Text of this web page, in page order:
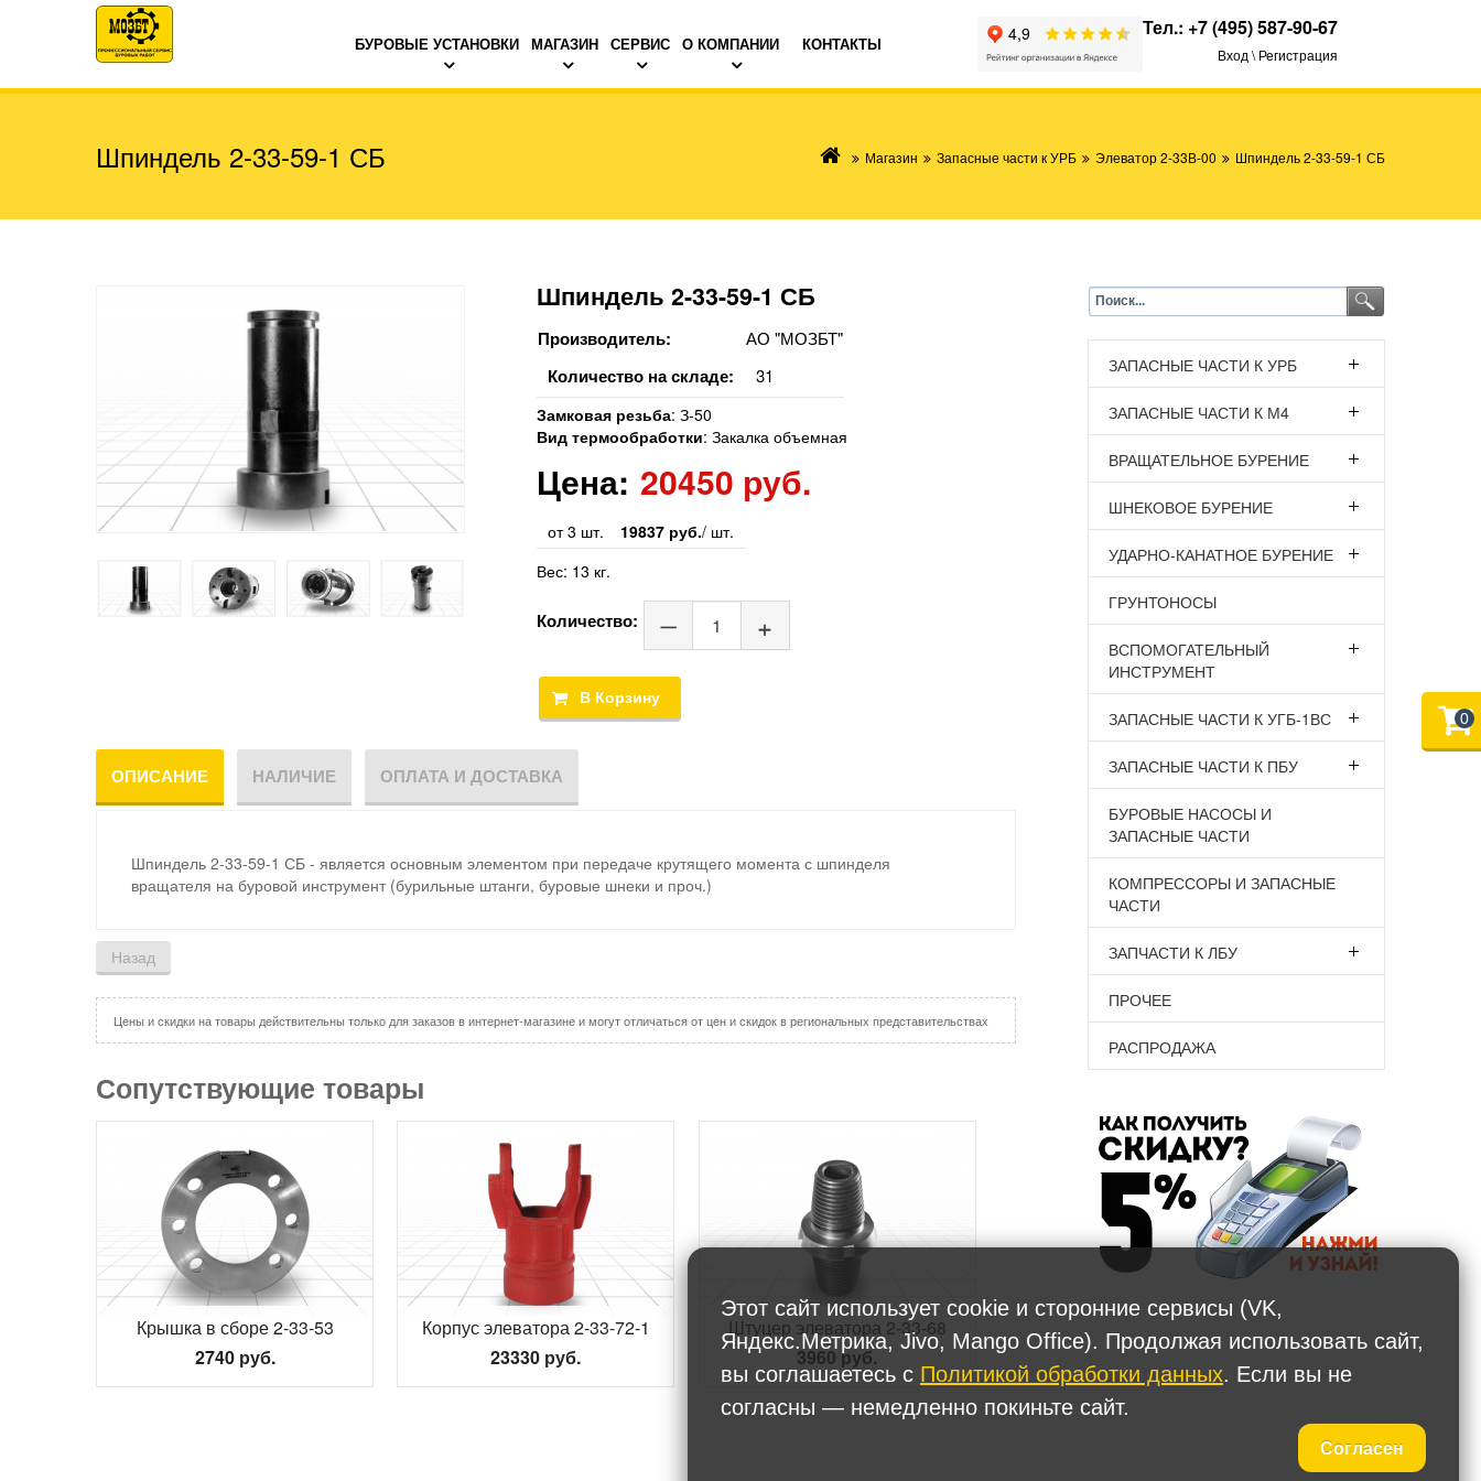
БУРОВЫЕ УСТАНОВКИ МАГАЗИН СЕРВИС О КОМПАНИИ КОНТАКТЫ
Тел.: +7 (495) 587-90-67
Вход \ Регистрация
Шпиндель 2-33-59-1 СБ Магазин Запасные части к УРБ Элеватор 2-33В-00 Шпиндель 2-33-59-1 СБ
Шпиндель 2-33-59-1 СБ
Производитель: АО "МОЗБТ"
Количество на складе: 31
Замковая резьба: З-50
Вид термообработки: Закалка объемная
Цена: 20450 руб.
от 3 шт. 19837 руб./ шт.
Вес: 13 кг.
Количество:
ОПИСАНИЕ НАЛИЧИЕ ОПЛАТА И ДОСТАВКА
Шпиндель 2-33-59-1 СБ - является основным элементом при передаче крутящего момента с шпинделя
вращателя на буровой инструмент (бурильные штанги, буровые шнеки и проч.)
Цены и скидки на товары действительны только для заказов в интернет-магазине и могут отличаться от цен и скидок в региональных представительствах
Сопутствующие товары
Крышка в сборе 2-33-53
2740 руб.
Корпус элеватора 2-33-72-1
23330 руб.
Штуцер элеватора 2-33-68
3960 руб.
ЗАПАСНЫЕ ЧАСТИ К УРБ
ЗАПАСНЫЕ ЧАСТИ К М4
ВРАЩАТЕЛЬНОЕ БУРЕНИЕ
ШНЕКОВОЕ БУРЕНИЕ
УДАРНО-КАНАТНОЕ БУРЕНИЕ
ГРУНТОНОСЫ
ВСПОМОГАТЕЛЬНЫЙ
ИНСТРУМЕНТ
ЗАПАСНЫЕ ЧАСТИ К УГБ-1ВС
ЗАПАСНЫЕ ЧАСТИ К ПБУ
БУРОВЫЕ НАСОСЫ И
ЗАПАСНЫЕ ЧАСТИ
КОМПРЕССОРЫ И ЗАПАСНЫЕ
ЧАСТИ
ЗАПЧАСТИ К ЛБУ
ПРОЧЕЕ
РАСПРОДАЖА
0
Этот сайт использует cookie и сторонние сервисы (VK,
Яндекс.Метрика, Jivo, Mango Office). Продолжая использовать сайт,
вы соглашаетесь с Политикой обработки данных. Если вы не
согласны — немедленно покиньте сайт.
Согласен